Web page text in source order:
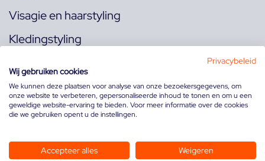
Visagie en haarstyling
Kledingstyling
Volg ons op:
Privacybeleid
Wij gebruiken cookies
We kunnen deze plaatsen voor analyse van onze bezoekersgegevens, om
onze website te verbeteren, gepersonaliseerde inhoud te tonen en om u een
geweldige website-ervaring te bieden. Voor meer informatie over de cookies
die we gebruiken opent u de instellingen.
Accepteer alles Weigeren